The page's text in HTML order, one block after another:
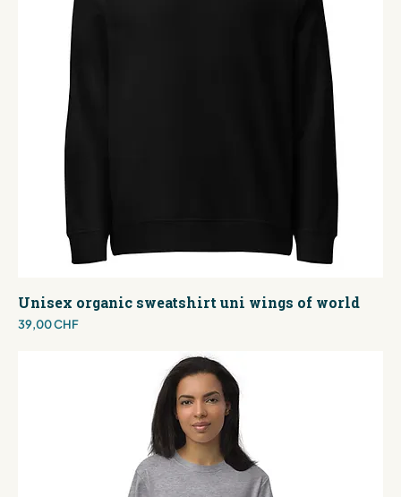
Unisex organic sweatshirt uni wings of world
Preis
39,00 CHF